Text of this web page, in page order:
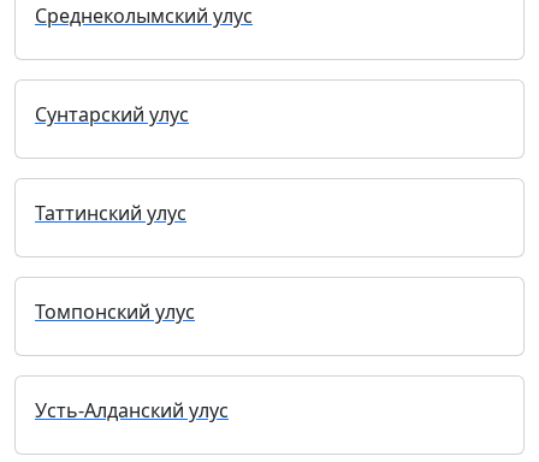
Среднеколымский улус
Сунтарский улус
Таттинский улус
Томпонский улус
Усть-Алданский улус